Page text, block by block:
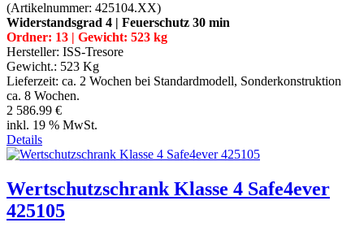
(Artikelnummer: 425104.XX)
Widerstandsgrad 4 | Feuerschutz 30 min
Ordner: 13 | Gewicht: 523 kg
Hersteller: ISS-Tresore
Gewicht.: 523 Kg
Lieferzeit: ca. 2 Wochen bei Standardmodell, Sonderkonstruktion
ca. 8 Wochen.
2 586.99 €
inkl. 19 % MwSt.
Details
Wertschutzschrank Klasse 4 Safe4ever
425105